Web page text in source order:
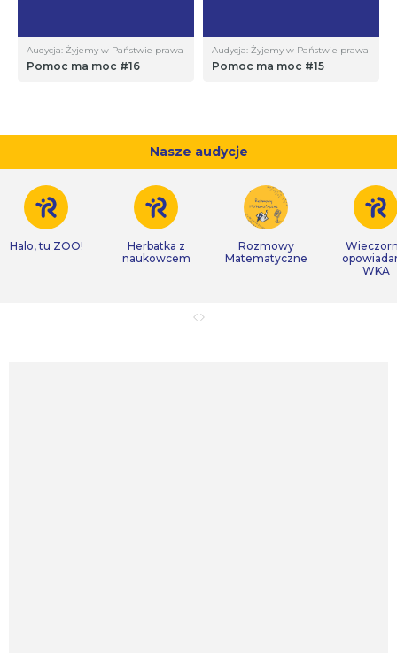
Audycja: Żyjemy w Państwie prawa
Pomoc ma moc #16
Audycja: Żyjemy w Państwie prawa
Pomoc ma moc #15
Nasze audycje
Halo, tu ZOO!
Herbatka z
naukowcem
Rozmowy
Matematyczne
WKA